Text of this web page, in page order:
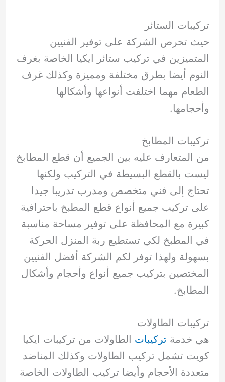
تركيبات الستائر
حيث تحرص الشركة على توفير الفنيين
المتميزين في تركيب ستائر ايكيا الخاصة بغرف
النوم أيضا بطرق مختلفة ومميزة وكذلك غرف
الطعام مهما اختلفت أنواعها وأشكالها
وأحجامها.
تركيبات المطابخ
من المتعارف عليه بين الجميع أن قطع المطابخ
ليست بالقطع البسيطة في التركيب ولكنها
تحتاج إلى فني متخصص ومدرب تدريبا جيدا
على تركيب جميع أنواع قطع المطبخ باحترافية
كبيرة مع المحافظة على توفير مساحة مناسبة
في المطبخ لكي تستطيع ربة المنزل الحركة
بسهولة ولهذا توفر لكم الشركة أفضل الفنيين
المختصين بتركيب جميع أنواع وأحجام وأشكال
المطابخ.
تركيبات الطاولات
هي خدمة تركيبات الطاولات من تركيبات ايكيا
كويت تشمل تركيب الطاولات وكذلك المناضد
متعددة الأحجام وأيضا تركيب الطاولات الخاصة